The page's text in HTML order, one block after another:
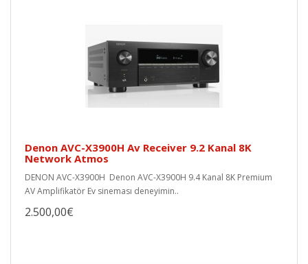
Denon AVC-X3900H Av Receiver 9.2 Kanal 8K
Network Atmos
DENON AVC-X3900H Denon AVC-X3900H 9.4 Kanal 8K Premium
AV Amplifikatör Ev sineması deneyimin..
2.500,00€